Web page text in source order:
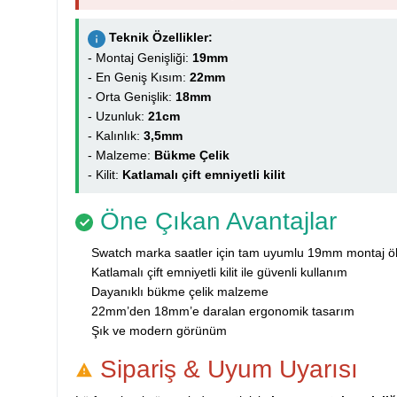
Teknik Özellikler:
- Montaj Genişliği: 19mm
- En Geniş Kısım: 22mm
- Orta Genişlik: 18mm
- Uzunluk: 21cm
- Kalınlık: 3,5mm
- Malzeme: Bükme Çelik
- Kilit: Katlamalı çift emniyetli kilit
Öne Çıkan Avantajlar
Swatch marka saatler için tam uyumlu 19mm montaj
Katlamalı çift emniyetli kilit ile güvenli kullanım
Dayanıklı bükme çelik malzeme
22mm’den 18mm’e daralan ergonomik tasarım
Şık ve modern görünüm
Sipariş & Uyum Uyarısı